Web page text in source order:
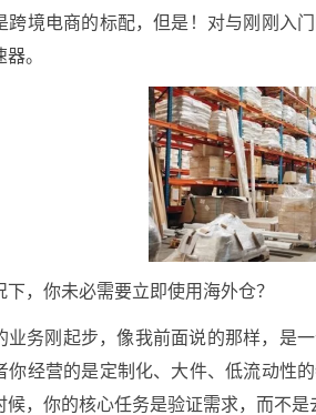
跨境电商的标配，但是！对与刚刚入
。
下，你未必需要立即使用海外仓？
业务刚起步，像我前面说的那样，是
你经营的是定制化、大件、低流动性
候，你的核心任务是验证需求，而不是